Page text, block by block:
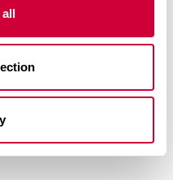
MoreView Days.